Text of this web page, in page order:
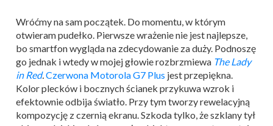
Wróćmy na sam początek. Do momentu, w którym
otwieram pudełko. Pierwsze wrażenie nie jest najlepsze,
bo smartfon wygląda na zdecydowanie za duży. Podnoszę
go jednak i wtedy w mojej głowie rozbrzmiewa The Lady
in Red.Czerwona Motorola G7 Plus jest przepiękna.
Kolor plecków i bocznych ścianek przykuwa wzrok i
efektownie odbija światło. Przy tym tworzy rewelacyjną
kompozycję z czernią ekranu. Szkoda tylko, że szklany tył